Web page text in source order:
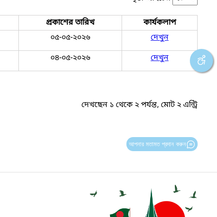
প্রকাশের তারিখ
কার্যকলাপ
০৫-০৫-২০২৬
দেখুন
০৪-০৫-২০২৬ দেখুন
দেখছেন ১ থেকে ২ পর্যন্ত, মোট ২ এন্ট্রি
আপনার মতামত প্রদান করুন